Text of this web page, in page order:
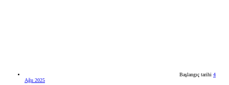
Başlangıç tarihi 4
Ağu 2025